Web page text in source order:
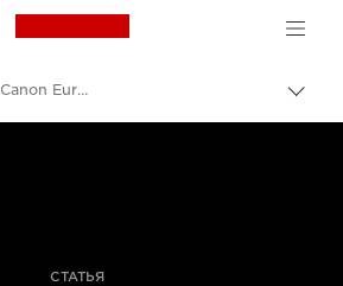
Canon Logo, back to
Felicity McCabe – Canon Europe – Getty Images – women in photography – still life
СТАТЬЯ